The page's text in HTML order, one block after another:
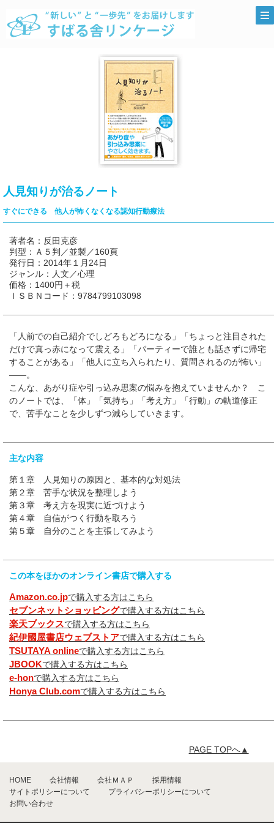
人見知りが治るノート
すぐにできる 他人が怖くなくなる認知行動療法
著者名：反田克彦
判型：Ａ５判／並製／160頁
発行日：2014年１月24日
ジャンル：人文／心理
価格：1400円＋税
ＩＳＢＮコード：9784799103098
「人前での自己紹介でしどろもどろになる」「ちょっと注目された
だけで真っ赤になって震える」「パーティーで誰とも話さずに帰宅
することがある」「他人に立ち入られたり、質問されるのが怖い」
――。
こんな、あがり症や引っ込み思案の悩みを抱えていませんか？ こ
のノートでは、「体」「気持ち」「考え方」「行動」の軌道修正
で、苦手なことを少しずつ減らしていきます。
主な内容
第１章 人見知りの原因と、基本的な対処法
第２章 苦手な状況を整理しよう
第３章 考え方を現実に近づけよう
第４章 自信がつく行動を取ろう
第５章 自分のことを主張してみよう
この本をほかのオンライン書店で購入する
Amazon.co.jpで購入する方はこちら
セブンネットショッピングで購入する方はこちら
楽天ブックスで購入する方はこちら
紀伊國屋書店ウェブストアで購入する方はこちら
TSUTAYA onlineで購入する方はこちら
JBOOKで購入する方はこちら
e-honで購入する方はこちら
Honya Club.comで購入する方はこちら
PAGE TOPへ▲
HOME 会社情報 会社ＭＡＰ
採用情報
サイトポリシーについて
プライバシーポリシーについて
お問い合わせ